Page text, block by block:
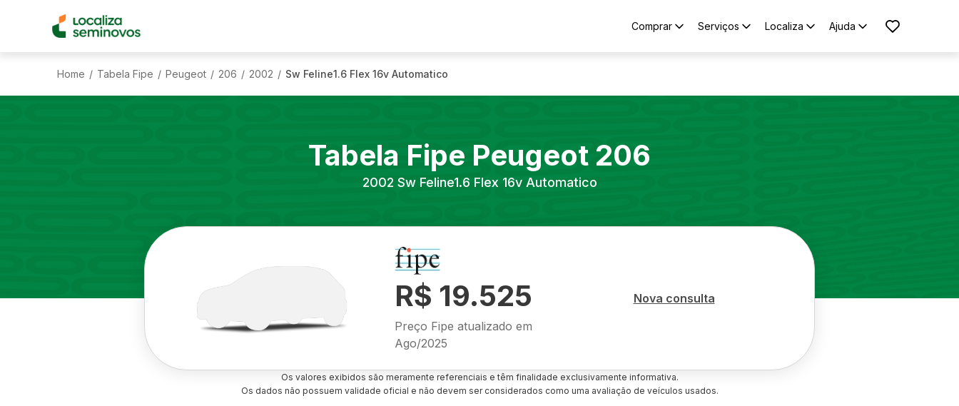
Comprar Serviços Localiza Ajuda
Home / Tabela Fipe / Peugeot / 206 / 2002 / Sw Feline1.6 Flex 16v Automatico
Tabela Fipe Peugeot 206
2002 Sw Feline1.6 Flex 16v Automatico
R$ 19.525
Preço Fipe atualizado em
Ago/2025
Nova consulta
Os valores exibidos são meramente referenciais e têm finalidade exclusivamente informativa.
Os dados não possuem validade oficial e não devem ser considerados como uma avaliação de veículos usados.